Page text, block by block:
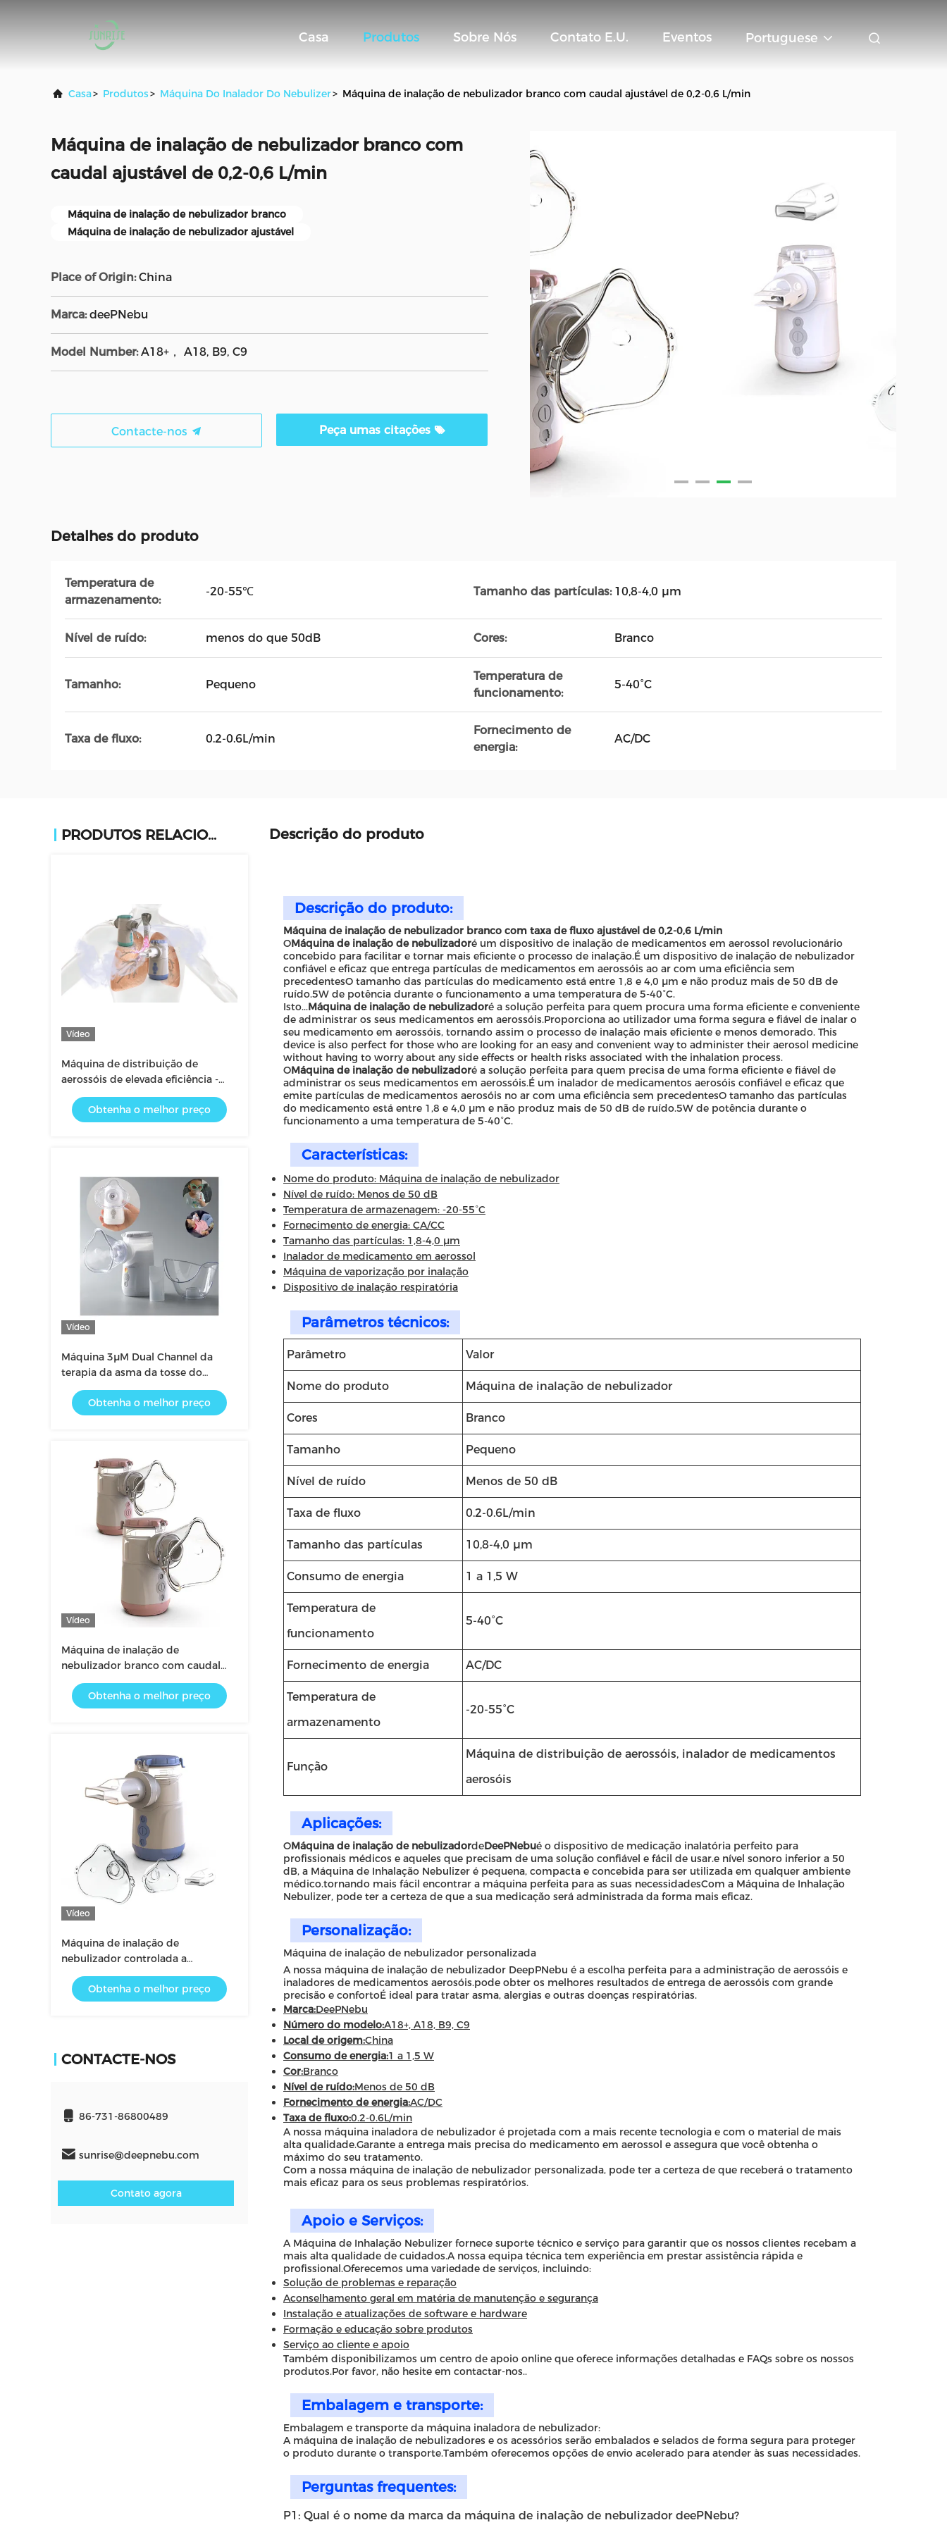
Casa Produtos Sobre Nós Contato E.U. Eventos Portuguese
Casa> Produtos> Máquina Do Inalador Do Nebulizer> Máquina de inalação de nebulizador branco com caudal ajustável de 0,2-0,6 L/min
Máquina de inalação de nebulizador branco com
caudal ajustável de 0,2-0,6 L/min
Máquina de inalação de nebulizador branco
Máquina de inalação de nebulizador ajustável
Place of Origin: China
Marca: deePNebu
Model Number: A18+， A18, B9, C9
Contacte-nos Peça umas citações
Detalhes do produto
Temperatura de
armazenamento:
-20-55℃ Tamanho das partículas: 10,8-4,0 μm
Nível de ruído: menos do que 50dB Cores: Branco
Tamanho: Pequeno
Temperatura de
funcionamento:
5-40°C
Taxa de fluxo: 0.2-0.6L/min
Fornecimento de
energia:
AC/DC
PRODUTOS RELACIONADOS
Vídeo
Máquina de distribuição de
aerossóis de elevada eficiência -
inalador nebulizador com
alimentação AC/DC
Obtenha o melhor preço
Vídeo
Máquina 3μM Dual Channel da
terapia da asma da tosse do
Nebulizer da inalação das crianças
Obtenha o melhor preço
Vídeo
Máquina de inalação de
nebulizador branco com caudal
ajustável de 0,2-0,6 L/min
Obtenha o melhor preço
Vídeo
Máquina de inalação de
nebulizador controlada a
temperatura para uma eficácia
óptima da medicação
Obtenha o melhor preço
CONTACTE-NOS
86-731-86800489
sunrise@deepnebu.com
Contato agora
Descrição do produto
Descrição do produto:
Máquina de inalação de nebulizador branco com taxa de fluxo ajustável de 0,2-0,6 L/min
OMáquina de inalação de nebulizadoré um dispositivo de inalação de medicamentos em aerossol revolucionário
concebido para facilitar e tornar mais eficiente o processo de inalação.É um dispositivo de inalação de nebulizador
confiável e eficaz que entrega partículas de medicamentos em aerossóis ao ar com uma eficiência sem
precedentesO tamanho das partículas do medicamento está entre 1,8 e 4,0 μm e não produz mais de 50 dB de
ruído.5W de potência durante o funcionamento a uma temperatura de 5-40°C.
Isto...Máquina de inalação de nebulizadoré a solução perfeita para quem procura uma forma eficiente e conveniente
de administrar os seus medicamentos em aerossóis.Proporciona ao utilizador uma forma segura e fiável de inalar o
seu medicamento em aerossóis, tornando assim o processo de inalação mais eficiente e menos demorado. This
device is also perfect for those who are looking for an easy and convenient way to administer their aerosol medicine
without having to worry about any side effects or health risks associated with the inhalation process.
OMáquina de inalação de nebulizadoré a solução perfeita para quem precisa de uma forma eficiente e fiável de
administrar os seus medicamentos em aerossóis.É um inalador de medicamentos aerosóis confiável e eficaz que
emite partículas de medicamentos aerosóis no ar com uma eficiência sem precedentesO tamanho das partículas
do medicamento está entre 1,8 e 4,0 μm e não produz mais de 50 dB de ruído.5W de potência durante o
funcionamento a uma temperatura de 5-40°C.
Características:
Nome do produto: Máquina de inalação de nebulizador
Nível de ruído: Menos de 50 dB
Temperatura de armazenagem: -20-55°C
Fornecimento de energia: CA/CC
Tamanho das partículas: 1,8-4,0 μm
Inalador de medicamento em aerossol
Máquina de vaporização por inalação
Dispositivo de inalação respiratória
Parâmetros técnicos:
Parâmetro Valor
Nome do produto Máquina de inalação de nebulizador
Cores Branco
Tamanho Pequeno
Nível de ruído Menos de 50 dB
Taxa de fluxo 0.2-0.6L/min
Tamanho das partículas 10,8-4,0 μm
Consumo de energia 1 a 1,5 W
Temperatura de
funcionamento
5-40°C
Fornecimento de energia AC/DC
Temperatura de
armazenamento
-20-55°C
Função
Máquina de distribuição de aerossóis, inalador de medicamentos
aerosóis
Aplicações:
OMáquina de inalação de nebulizadordeDeePNebué o dispositivo de medicação inalatória perfeito para
profissionais médicos e aqueles que precisam de uma solução confiável e fácil de usar.e nível sonoro inferior a 50
dB, a Máquina de Inhalação Nebulizer é pequena, compacta e concebida para ser utilizada em qualquer ambiente
médico.tornando mais fácil encontrar a máquina perfeita para as suas necessidadesCom a Máquina de Inhalação
Nebulizer, pode ter a certeza de que a sua medicação será administrada da forma mais eficaz.
Personalização:
Máquina de inalação de nebulizador personalizada
A nossa máquina de inalação de nebulizador DeepPNebu é a escolha perfeita para a administração de aerossóis e
inaladores de medicamentos aerosóis.pode obter os melhores resultados de entrega de aerossóis com grande
precisão e confortoÉ ideal para tratar asma, alergias e outras doenças respiratórias.
Marca:DeePNebu
Número do modelo:A18+, A18, B9, C9
Local de origem:China
Consumo de energia:1 a 1,5 W
Cor:Branco
Nível de ruído:Menos de 50 dB
Fornecimento de energia:AC/DC
Taxa de fluxo:0.2-0.6L/min
A nossa máquina inaladora de nebulizador é projetada com a mais recente tecnologia e com o material de mais
alta qualidade.Garante a entrega mais precisa do medicamento em aerossol e assegura que você obtenha o
máximo do seu tratamento.
Com a nossa máquina de inalação de nebulizador personalizada, pode ter a certeza de que receberá o tratamento
mais eficaz para os seus problemas respiratórios.
Apoio e Serviços:
A Máquina de Inhalação Nebulizer fornece suporte técnico e serviço para garantir que os nossos clientes recebam a
mais alta qualidade de cuidados.A nossa equipa técnica tem experiência em prestar assistência rápida e
profissional.Oferecemos uma variedade de serviços, incluindo:
Solução de problemas e reparação
Aconselhamento geral em matéria de manutenção e segurança
Instalação e atualizações de software e hardware
Formação e educação sobre produtos
Serviço ao cliente e apoio
Também disponibilizamos um centro de apoio online que oferece informações detalhadas e FAQs sobre os nossos
produtos.Por favor, não hesite em contactar-nos..
Embalagem e transporte:
Embalagem e transporte da máquina inaladora de nebulizador:
A máquina de inalação de nebulizadores e os acessórios serão embalados e selados de forma segura para proteger
o produto durante o transporte.Também oferecemos opções de envio acelerado para atender às suas necessidades.
Perguntas frequentes:
P1: Qual é o nome da marca da máquina de inalação de nebulizador deePNebu?